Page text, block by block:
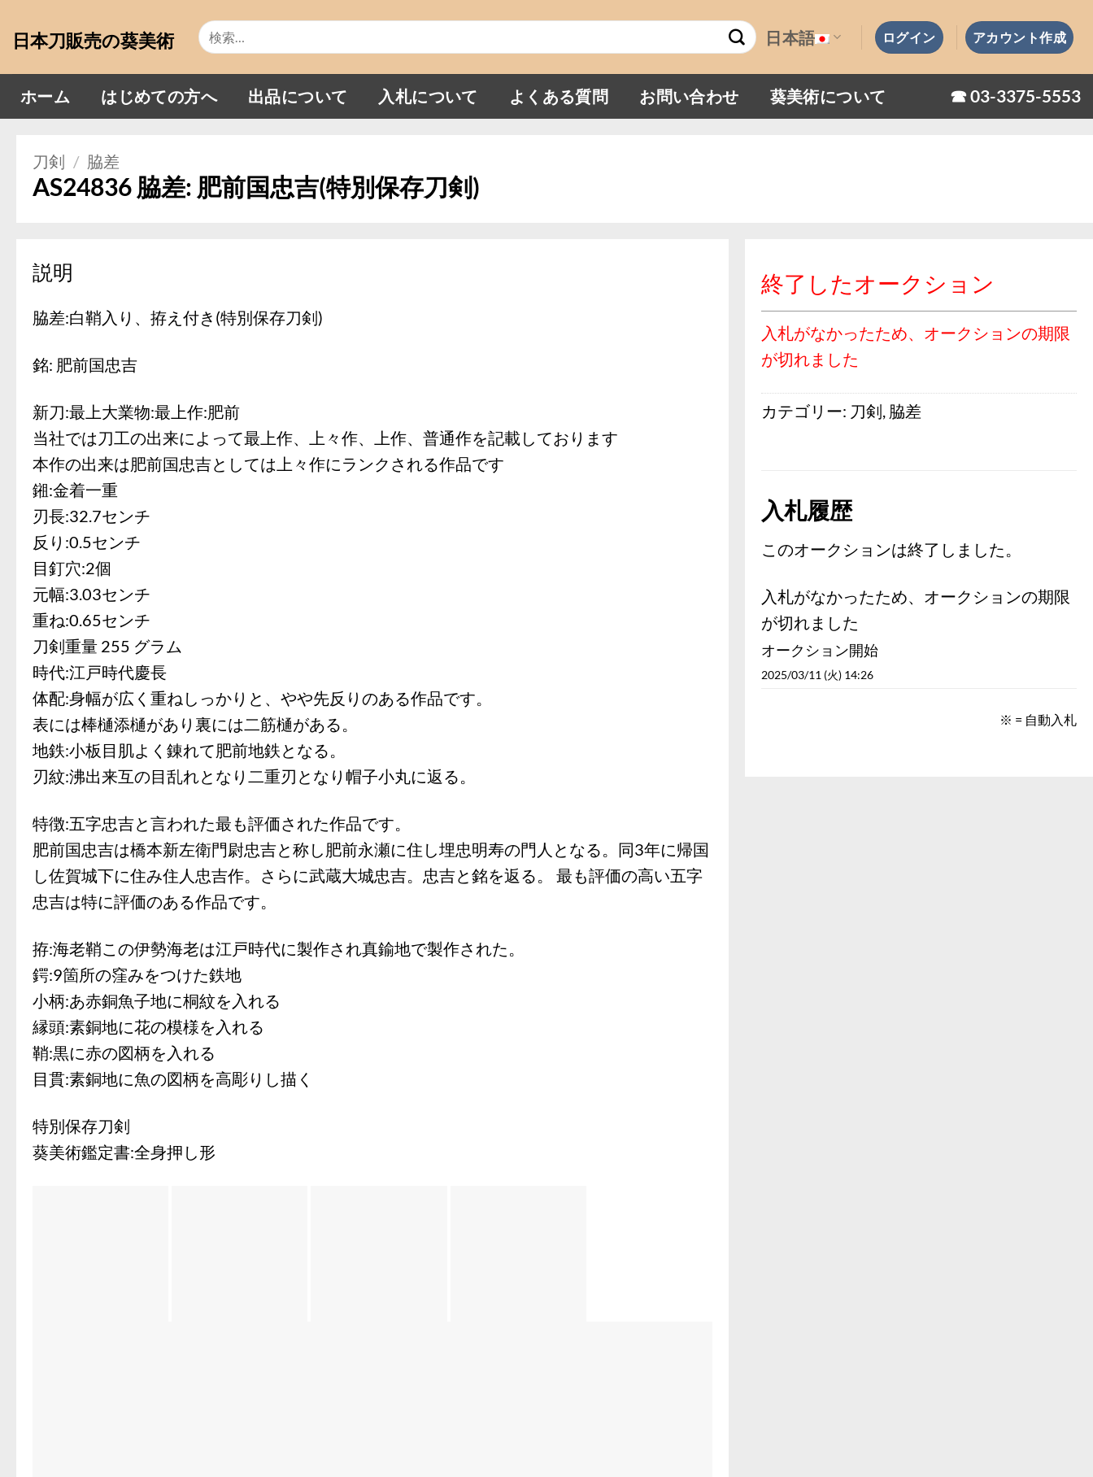
日本刀販売の葵美術
検
索
象:
日本語 ログイン アカウント作成
ホーム はじめての方へ 出品について 入札について よくある質問 お問い合わせ 葵美術について ☎︎ 03-3375-5553
刀剣 / 脇差
AS24836 脇差: 肥前国忠吉(特別保存刀剣)
説明
脇差:白鞘入り、拵え付き(特別保存刀剣)
銘: 肥前国忠吉
新刀:最上大業物:最上作:肥前
当社では刀工の出来によって最上作、上々作、上作、普通作を記載しております
本作の出来は肥前国忠吉としては上々作にランクされる作品です
鎺:金着一重
刃長:32.7センチ
反り:0.5センチ
目釘穴:2個
元幅:3.03センチ
重ね:0.65センチ
刀剣重量 255 グラム
時代:江戸時代慶長
体配:身幅が広く重ねしっかりと、やや先反りのある作品です。
表には棒樋添樋があり裏には二筋樋がある。
地鉄:小板目肌よく錬れて肥前地鉄となる。
刃紋:沸出来互の目乱れとなり二重刃となり帽子小丸に返る。
特徴:五字忠吉と言われた最も評価された作品です。
肥前国忠吉は橋本新左衛門尉忠吉と称し肥前永瀬に住し埋忠明寿の門人となる。同3年に帰国
し佐賀城下に住み住人忠吉作。さらに武蔵大城忠吉。忠吉と銘を返る。 最も評価の高い五字
忠吉は特に評価のある作品です。
拵:海老鞘この伊勢海老は江戸時代に製作され真鍮地で製作された。
鍔:9箇所の窪みをつけた鉄地
小柄:あ赤銅魚子地に桐紋を入れる
縁頭:素銅地に花の模様を入れる
鞘:黒に赤の図柄を入れる
目貫:素銅地に魚の図柄を高彫りし描く
特別保存刀剣
葵美術鑑定書:全身押し形
終了したオークション
入札がなかったため、オークションの期限
が切れました
カテゴリー: 刀剣 脇差
入札履歴
このオークションは終了しました。
入札がなかったため、オークションの期限
が切れました
オークション開始
2025/03/11 (火) 14:26
※ = 自動入札